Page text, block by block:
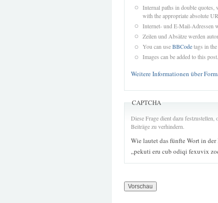
Internal paths in double quotes,
with the appropriate absolute
Internet- und E-Mail-Adressen
Zeilen und Absätze werden
You can useBBCodetags in
Images can be added to this post.
Weitere Informationen über
CAPTCHA
Diese Frage dient dazu
Beiträge zu verhindern.
Wie lautet das fünfte Wort in der
„pekuti eru cub odiqi fexuvix